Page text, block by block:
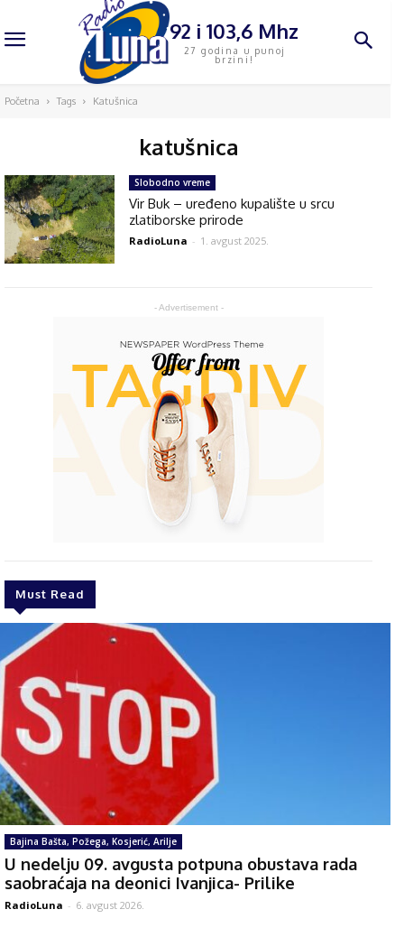
92 i 103,6 Mhz
27 godina u punoj
brzini!
Početna Tags Katušnica
katušnica
- Advertisement -
Must Read
Bajina Bašta, Požega, Kosjerić, Arilje
U nedelju 09. avgusta potpuna obustava rada
saobraćaja na deonici Ivanjica- Prilike
RadioLuna - 6. avgust 2026.
Slobodno vreme
Vir Buk – uređeno kupalište u srcu
zlatiborske prirode
RadioLuna - 1. avgust 2025.